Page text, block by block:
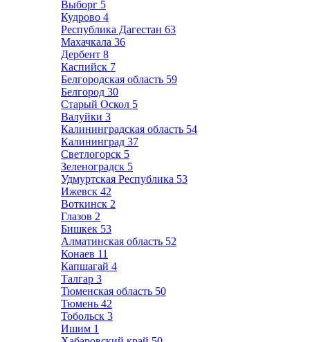
Выборг 5
Кудрово 4
Республика Дагестан 63
Махачкала 36
Дербент 8
Каспийск 7
Белгородская область 59
Белгород 30
Старый Оскол 5
Валуйки 3
Калининградская область 54
Калининград 37
Светлогорск 5
Зеленоградск 5
Удмуртская Республика 53
Ижевск 42
Воткинск 2
Глазов 2
Бишкек 53
Алматинская область 52
Конаев 11
Капшагай 4
Талгар 3
Тюменская область 50
Тюмень 42
Тобольск 3
Ишим 1